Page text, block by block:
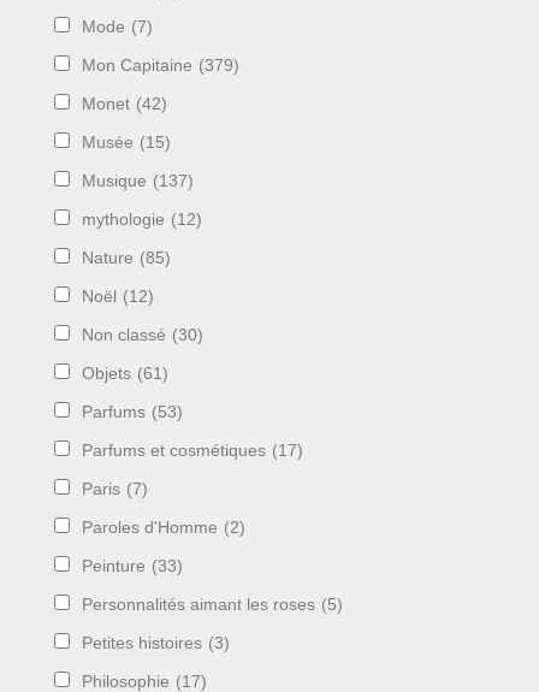
Mode (7)
Mon Capitaine (379)
Monet (42)
Musée (15)
Musique (137)
mythologie (12)
Nature (85)
Noël (12)
Non classé (30)
Objets (61)
Parfums (53)
Parfums et cosmétiques (17)
Paris (7)
Paroles d'Homme (2)
Peinture (33)
Personnalités aimant les roses (5)
Petites histoires (3)
Philosophie (17)